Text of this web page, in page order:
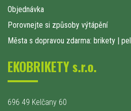
Objednávka
Porovnejte si způsoby výtápění
Města s dopravou zdarma: brikety |
EKOBRIKETY s.r.o.
696 49 Kelčany 60